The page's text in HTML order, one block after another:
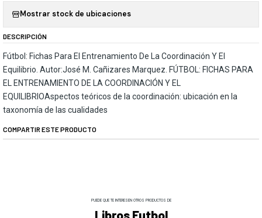
Mostrar stock de ubicaciones
DESCRIPCIÓN
Fútbol: Fichas Para El Entrenamiento De La Coordinación Y El
Equilibrio. Autor:José M. Cañizares Marquez. FÚTBOL: FICHAS PARA
EL ENTRENAMIENTO DE LA COORDINACIÓN Y EL
EQUILIBRIOAspectos teóricos de la coordinación: ubicación en la
taxonomía de las cualidades
COMPARTIR ESTE PRODUCTO
PUEDE QUE TE INTERESEN OTROS PRODUCTOS DE
Libros Futbol